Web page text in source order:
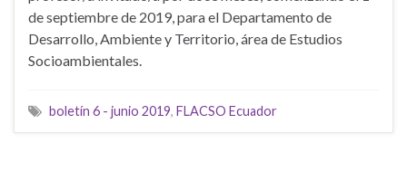
de septiembre de 2019, para el Departamento de
Desarrollo, Ambiente y Territorio, área de Estudios
Socioambientales.
boletín 6 - junio 2019, FLACSO Ecuador